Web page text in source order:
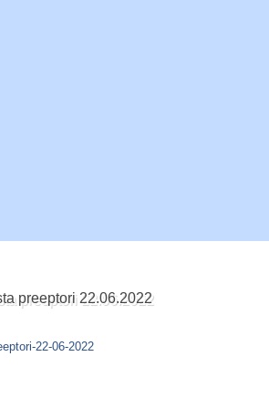
preeptori 22.06.2022
22-06-2022